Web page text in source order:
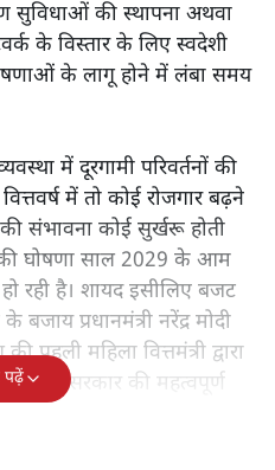
सुविधाओं की स्थापना अथवा
के विस्तार के लिए स्वदेशी
के लागू होने में लंबा समय
में दूरगामी परिवर्तनों की
में तो कोई रोजगार बढ़ने
संभावना कोई सुर्खरू होती
की घोषणा साल 2029 के आम
रही है। शायद इसीलिए बजट
प्रधानमंत्री नरेंद्र मोदी
पहली महिला वित्तमंत्री द्वारा
अपनी सरकार की महत्वपूर्ण